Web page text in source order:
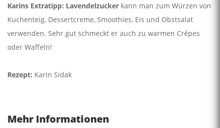
Karins Extratipp: Lavendelzucker kann man zum Würzen von
Kuchenteig, Dessertcreme, Smoothies, Eis und Obstsalat
verwenden. Sehr gut schmeckt er auch zu warmen Crêpes
oder Waffeln!
Rezept: Karin Sidak
Mehr Informationen